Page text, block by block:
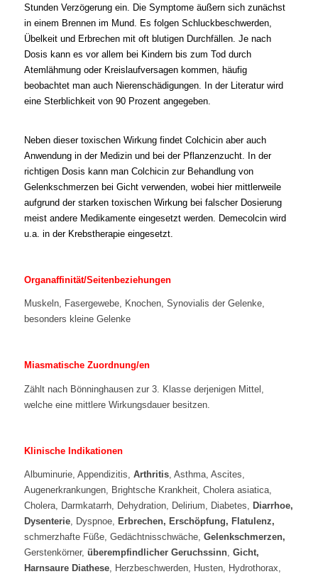
Stunden Verzögerung ein. Die Symptome äußern sich zunächst
in einem Brennen im Mund. Es folgen Schluckbeschwerden,
Übelkeit und Erbrechen mit oft blutigen Durchfällen. Je nach
Dosis kann es vor allem bei Kindern bis zum Tod durch
Atemlähmung oder Kreislaufversagen kommen, häufig
beobachtet man auch Nierenschädigungen. In der Literatur wird
eine Sterblichkeit von 90 Prozent angegeben.
Neben dieser toxischen Wirkung findet Colchicin aber auch
Anwendung in der Medizin und bei der Pflanzenzucht. In der
richtigen Dosis kann man Colchicin zur Behandlung von
Gelenkschmerzen bei Gicht verwenden, wobei hier mittlerweile
aufgrund der starken toxischen Wirkung bei falscher Dosierung
meist andere Medikamente eingesetzt werden. Demecolcin wird
u.a. in der Krebstherapie eingesetzt.
Organaffinität/Seitenbeziehungen
Muskeln, Fasergewebe, Knochen, Synovialis der Gelenke,
besonders kleine Gelenke
Miasmatische Zuordnung/en
Zählt nach Bönninghausen zur 3. Klasse derjenigen Mittel,
welche eine mittlere Wirkungsdauer besitzen.
Klinische Indikationen
Albuminurie, Appendizitis, Arthritis, Asthma, Ascites,
Augenerkrankungen, Brightsche Krankheit, Cholera asiatica,
Cholera, Darmkatarrh, Dehydration, Delirium, Diabetes, Diarrhoe,
Dysenterie, Dyspnoe, Erbrechen, Erschöpfung, Flatulenz,
schmerzhafte Füße, Gedächtnisschwäche, Gelenkschmerzen,
Gerstenkörner, überempfindlicher Geruchssinn, Gicht,
Harnsaure Diathese, Herzbeschwerden, Husten, Hydrothorax,